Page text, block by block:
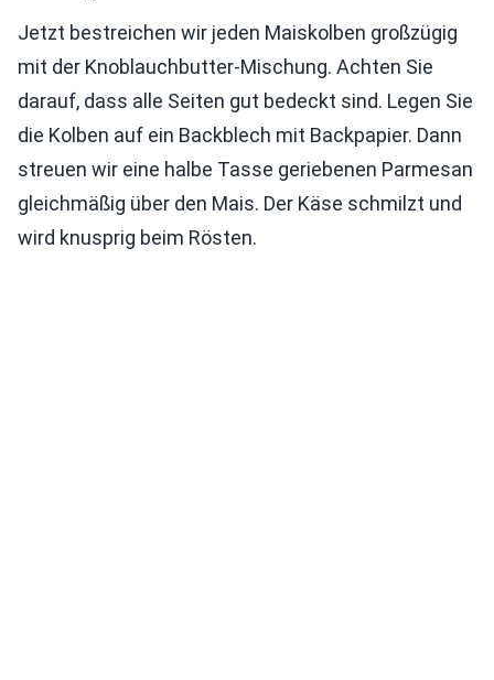
Jetzt bestreichen wir jeden Maiskolben großzügig
mit der Knoblauchbutter-Mischung. Achten Sie
darauf, dass alle Seiten gut bedeckt sind. Legen Sie
die Kolben auf ein Backblech mit Backpapier. Dann
streuen wir eine halbe Tasse geriebenen Parmesan
gleichmäßig über den Mais. Der Käse schmilzt und
wird knusprig beim Rösten.